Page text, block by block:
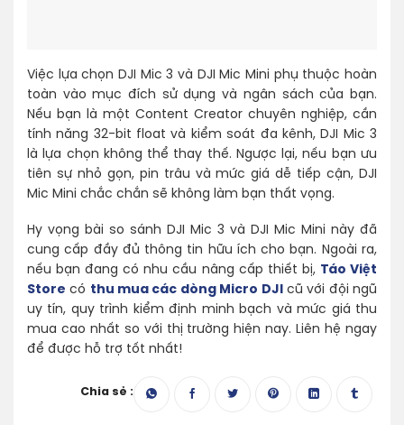
Việc lựa chọn DJI Mic 3 và DJI Mic Mini phụ thuộc hoàn
toàn vào mục đích sử dụng và ngân sách của bạn.
Nếu bạn là một Content Creator chuyên nghiệp, cần
tính năng 32-bit float và kiểm soát đa kênh, DJI Mic 3
là lựa chọn không thể thay thế. Ngược lại, nếu bạn ưu
tiên sự nhỏ gọn, pin trâu và mức giá dễ tiếp cận, DJI
Mic Mini chắc chắn sẽ không làm bạn thất vọng.
Hy vọng bài so sánh DJI Mic 3 và DJI Mic Mini này đã
cung cấp đầy đủ thông tin hữu ích cho bạn. Ngoài ra,
nếu bạn đang có nhu cầu nâng cấp thiết bị, Táo Việt
Store có thu mua các dòng Micro DJIcũ với đội ngũ
uy tín, quy trình kiểm định minh bạch và mức giá thu
mua cao nhất so với thị trường hiện nay. Liên hệ ngay
để được hỗ trợ tốt nhất!
Chia sẻ :